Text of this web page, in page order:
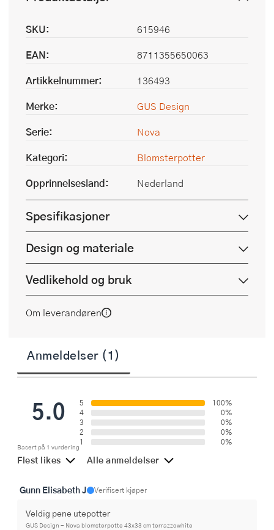
SKU:
615946
EAN:
8711355650063
Artikkelnummer:
136493
Merke:
GUS Design
Serie:
Nova
Kategori:
Blomsterpotter
Opprinnelsesland:
Nederland
Spesifikasjoner
Design og materiale
Vedlikehold og bruk
Om leverandøren
Anmeldelser (1)
5.0
Basert på 1 vurdering
5
100%
4
0%
3
0%
2
0%
1
0%
Flest likes Alle anmeldelser
Gunn Elisabeth J Verifisert kjøper
Veldig pene utepotter
GUS Design - Nova blomsterpotte 43x33 cm terrazzowhite